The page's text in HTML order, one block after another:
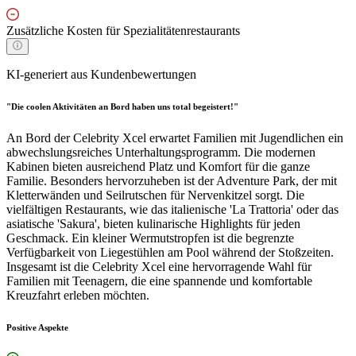
Zusätzliche Kosten für Spezialitätenrestaurants
KI-generiert aus Kundenbewertungen
"Die coolen Aktivitäten an Bord haben uns total begeistert!"
An Bord der Celebrity Xcel erwartet Familien mit Jugendlichen ein
abwechslungsreiches Unterhaltungsprogramm. Die modernen
Kabinen bieten ausreichend Platz und Komfort für die ganze
Familie. Besonders hervorzuheben ist der Adventure Park, der mit
Kletterwänden und Seilrutschen für Nervenkitzel sorgt. Die
vielfältigen Restaurants, wie das italienische 'La Trattoria' oder das
asiatische 'Sakura', bieten kulinarische Highlights für jeden
Geschmack. Ein kleiner Wermutstropfen ist die begrenzte
Verfügbarkeit von Liegestühlen am Pool während der Stoßzeiten.
Insgesamt ist die Celebrity Xcel eine hervorragende Wahl für
Familien mit Teenagern, die eine spannende und komfortable
Kreuzfahrt erleben möchten.
Positive Aspekte